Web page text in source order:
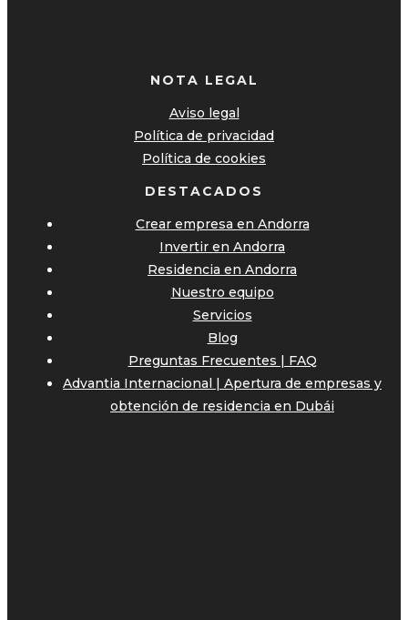
NOTA LEGAL
Aviso legal
Política de privacidad
Política de cookies
DESTACADOS
Crear empresa en Andorra
Invertir en Andorra
Residencia en Andorra
Nuestro equipo
Servicios
Blog
Preguntas Frecuentes | FAQ
Advantia Internacional | Apertura de empresas y
obtención de residencia en Dubái